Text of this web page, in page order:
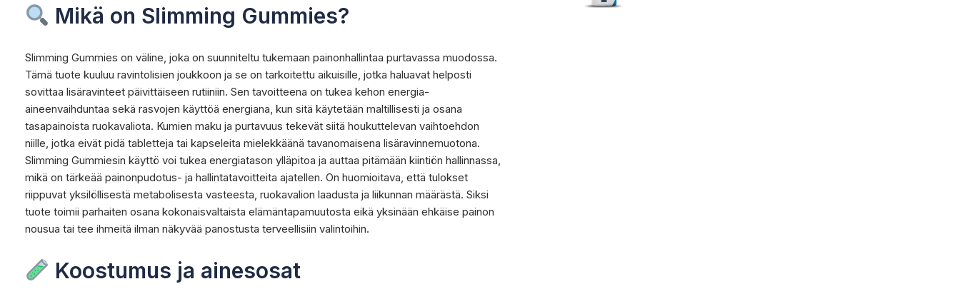
Mikä on Slimming Gummies?
Slimming Gummies on väline, joka on suunniteltu tukemaan painonhallintaa purtavassa muodossa.
Tämä tuote kuuluu ravintolisien joukkoon ja se on tarkoitettu aikuisille, jotka haluavat helposti
sovittaa lisäravinteet päivittäiseen rutiiniin. Sen tavoitteena on tukea kehon energia-
aineenvaihduntaa sekä rasvojen käyttöä energiana, kun sitä käytetään maltillisesti ja osana
tasapainoista ruokavaliota. Kumien maku ja purtavuus tekevät siitä houkuttelevan vaihtoehdon
niille, jotka eivät pidä tabletteja tai kapseleita mielekkäänä tavanomaisena lisäravinnemuotona.
Slimming Gummiesin käyttö voi tukea energiatason ylläpitoa ja auttaa pitämään kiintiön hallinnassa,
mikä on tärkeää painonpudotus- ja hallintatavoitteita ajatellen. On huomioitava, että tulokset
riippuvat yksilöllisestä metabolisesta vasteesta, ruokavalion laadusta ja liikunnan määrästä. Siksi
tuote toimii parhaiten osana kokonaisvaltaista elämäntapamuutosta eikä yksinään ehkäise painon
nousua tai tee ihmeitä ilman näkyvää panostusta terveellisiin valintoihin.
Koostumus ja ainesosat